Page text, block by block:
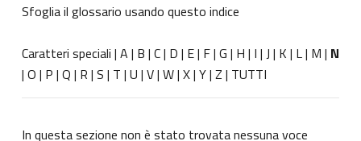
Sfoglia il glossario usando questo indice
Caratteri speciali | A | B | C| D | E| F| G | H | I | J | K | L| M | N
| O | P | Q | R | S | T | U | V| W| X| Y| Z | TUTTI
In questa sezione non è stato trovata nessuna voce